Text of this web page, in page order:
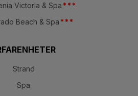
Victoria & Spa * * *
Beach & Spa * * *
Strand
Spa